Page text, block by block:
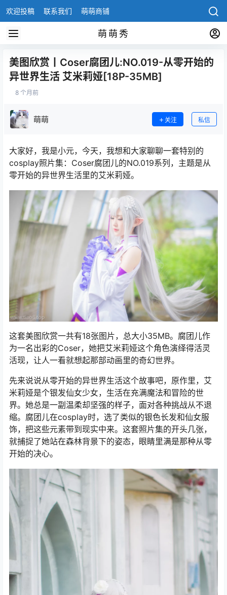
欢迎投稿 联系我们 萌萌商铺
萌萌秀
美图欣赏丨Coser腐团儿:NO.019-从零开始的
异世界生活 艾米莉娅[18P-35MB]
8 个月前
萌萌 关注 私信
大家好，我是小元，今天，我想和大家聊聊一套特别的
cosplay照片集：Coser腐团儿的NO.019系列，主题是从
零开始的异世界生活里的艾米莉娅。
这套美图欣赏一共有18张图片，总大小35MB。腐团儿作
为一名出彩的Coser，她把艾米莉娅这个角色演绎得活灵
活现，让人一看就想起那部动画里的奇幻世界。
先来说说从零开始的异世界生活这个故事吧，原作里，艾
米莉娅是个银发仙女少女，生活在充满魔法和冒险的世
界。她总是一副温柔却坚强的样子，面对各种挑战从不退
缩。腐团儿在cosplay时，选了类似的银色长发和仙女服
饰，把这些元素带到现实中来。这套照片集的开头几张，
就捕捉了她站在森林背景下的姿态，眼睛里满是那种从零
开始的决心。